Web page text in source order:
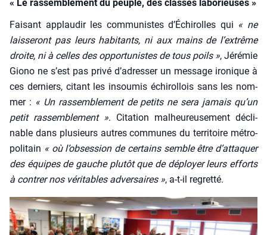
« Le rassemblement du peuple, des classes laborieuses »
Fai­sant applau­dir les com­mu­nistes d’É­chi­rolles qui « ne
lais­se­ront pas leurs habi­tants, ni aux mains de l’ex­trême
droite, ni à celles des oppor­tu­nistes de tous poils », Jéré­mie
Gio­no ne s’est pas pri­vé d’a­dres­ser un mes­sage iro­nique à
ces der­niers, citant les insou­mis échi­rol­lois sans les nom­
mer : « Un ras­sem­ble­ment de petits ne sera jamais qu’un
petit ras­sem­ble­ment ». Cita­tion mal­heu­reu­se­ment décli­
nable dans plu­sieurs autres com­munes du ter­ri­toire métro­
po­li­tain « où l’ob­ses­sion de cer­tains semble être d’at­ta­quer
des équipes de gauche plu­tôt que de déployer leurs efforts
à contrer nos véri­tables adver­saires », a‑t-il regret­té.